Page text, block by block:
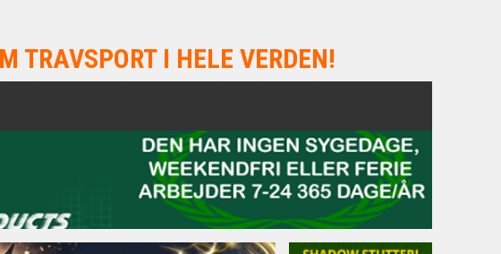
TRAVSPORT I HELE VERDEN!